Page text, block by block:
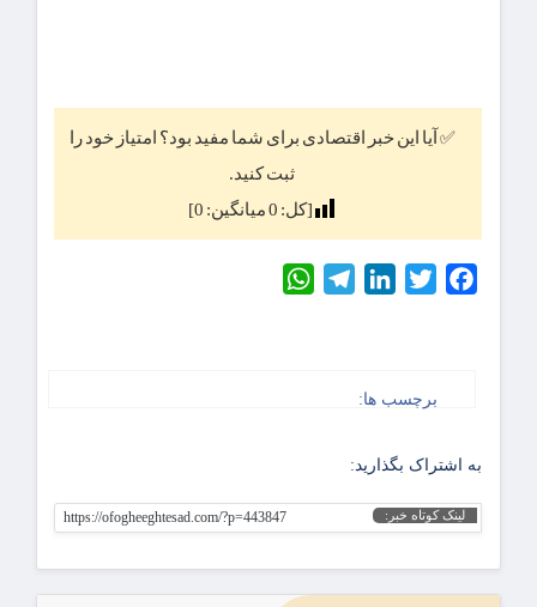
✅ آیا این خبر اقتصادی برای شما مفید بود؟ امتیاز خود را
ثبت کنید.
[کل: 0میانگین: 0
]
Facebook
Twitter
LinkedIn
Telegram
برچسب ها:
به اشتراک بگذارید:
لینک کوتاه خبر: https://ofogheeghtesad.com/?p=443847